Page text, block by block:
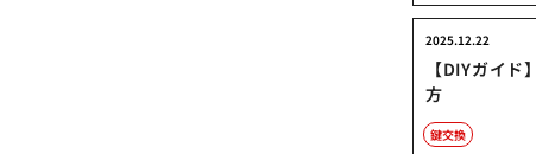
【DIYガイ
方
2025.12.22
鍵交換